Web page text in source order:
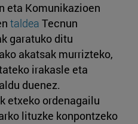
eta Komunikazioen
taldea Tecnun
garatuko ditu
akatsak murrizteko,
irakasle eta
duenez.
etxeko ordenagailu
lituzke konpontzeko